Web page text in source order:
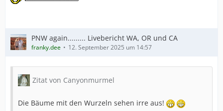
PNW again......... Livebericht WA, OR und CA
franky.dee 12. September 2025 um 14:57
Zitat von Canyonmurmel
Die Bäume mit den Wurzeln sehen irre aus!